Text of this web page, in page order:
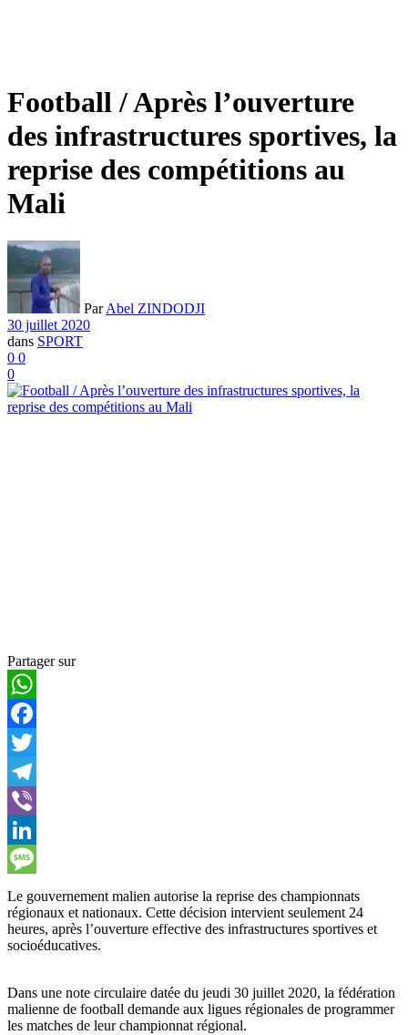
Football / Après l’ouverture
des infrastructures sportives, la
reprise des compétitions au
Mali
Par Abel ZINDODJI
30 juillet 2020
dans SPORT
0 0
0
Partager sur
WhatsApp
Facebook
Twitter
Telegram
Viber
LinkedIn
Message
Le gouvernement malien autorise la reprise des championnats
régionaux et nationaux. Cette décision intervient seulement 24
heures, après l’ouverture effective des infrastructures sportives et
socioéducatives.
Dans une note circulaire datée du jeudi 30 juillet 2020, la fédération
malienne de football demande aux ligues régionales de programmer
les matches de leur championnat régional.